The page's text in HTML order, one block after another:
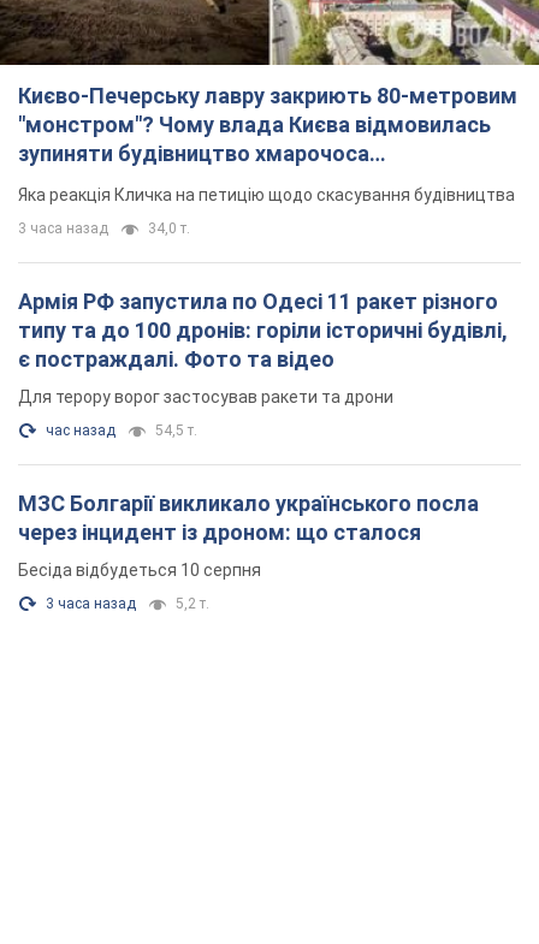
Армія РФ запустила по Одесі 11 ракет різного
типу та до 100 дронів: горіли історичні будівлі,
є постраждалі. Фото та відео
Для терору ворог застосував ракети та дрони
час назад 54,5 т.
МЗС Болгарії викликало українського посла
через інцидент із дроном: що сталося
Бесіда відбудеться 10 серпня
3 часа назад 5,2 т.